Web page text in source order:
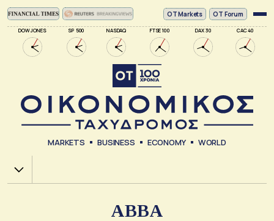
DOW JONES SP 500 NASDAQ FTSE 100 DAX 30 CAC 40
ΟΤ Markets OT Forum
MARKETS BUSINESS ECONOMY WORLD
Χ.Α.
ΑΒΒΑ